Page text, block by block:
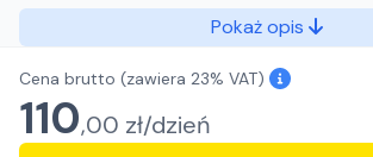
Pokaż opis
Cena brutto (zawiera 23% VAT)
110,00 zł/dzień